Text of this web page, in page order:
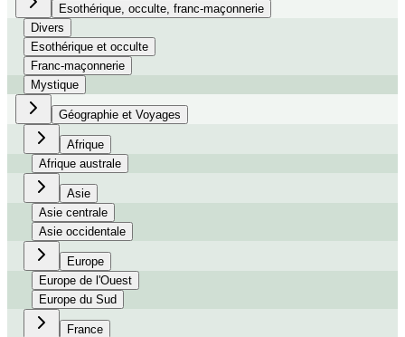
Esothérique, occulte, franc-maçonnerie
Divers
Esothérique et occulte
Franc-maçonnerie
Mystique
Géographie et Voyages
Afrique
Afrique australe
Asie
Asie centrale
Asie occidentale
Europe
Europe de l'Ouest
Europe du Sud
France